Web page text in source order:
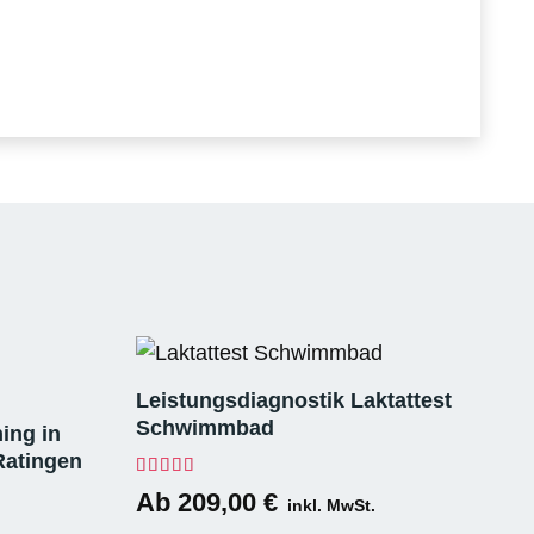
in
Leistungsdiagnostik Laktattest
Schwimmbad
Bewertet mit
Ab209,00€ inkl. MwSt.